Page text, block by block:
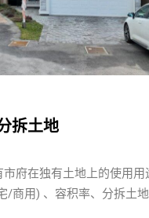
拆土地
府在独有土地上的使用
/商用) 、容积率、分拆土地